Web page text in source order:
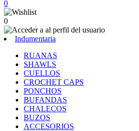
0
0
Indumentaria
RUANAS
SHAWLS
CUELLOS
CROCHET CAPS
PONCHOS
BUFANDAS
CHALECOS
BUZOS
ACCESORIOS